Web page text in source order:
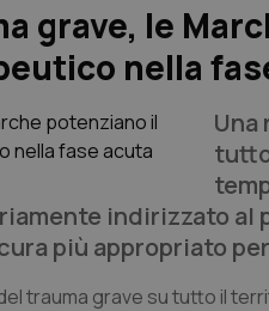
grave, le
nella
Una
indirizzato
più appropriato
trauma grave su tutto il